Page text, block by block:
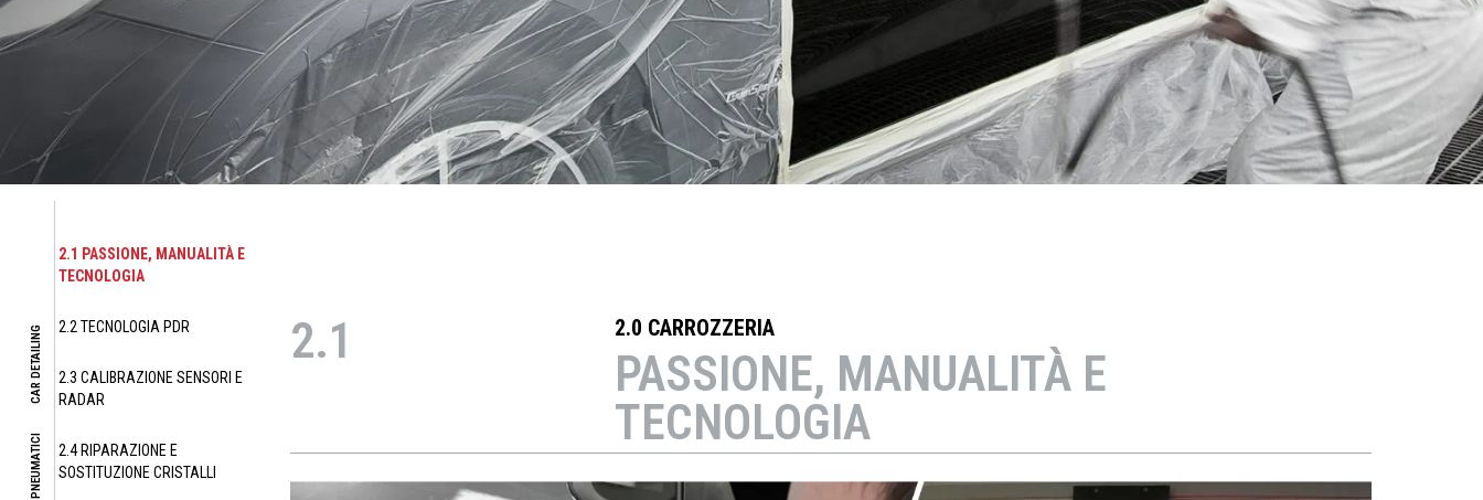
PNEUMATICI
CAR DETAILING
2.1 PASSIONE, MANUALITÀ E
TECNOLOGIA
2.2 TECNOLOGIA PDR
2.3 CALIBRAZIONE SENSORI E
RADAR
2.4 RIPARAZIONE E
SOSTITUZIONE CRISTALLI
2.1 2.0 CARROZZERIA
PASSIONE, MANUALITÀ E
TECNOLOGIA